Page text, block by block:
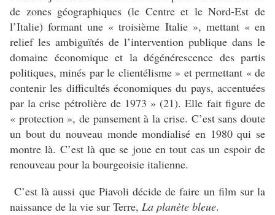
de zones géographiques (le Centre et le Nord-Est de
l’Italie) formant une « troisième Italie », mettant « en
relief les ambiguïtés de l’intervention publique dans le
domaine économique et la dégénérescence des partis
politiques, minés par le clientélisme » et permettant « de
contenir les difficultés économiques du pays, accentuées
par la crise pétrolière de 1973 » (21). Elle fait figure de
« protection », de pansement à la crise. C’est sans doute
un bout du nouveau monde mondialisé en 1980 qui se
montre là. C’est là que se joue en tout cas un espoir de
renouveau pour la bourgeoisie italienne.
C’est là aussi que Piavoli décide de faire un film sur la
naissance de la vie sur Terre, La planète bleue.